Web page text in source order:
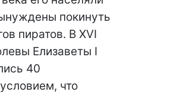
покинуть
пиратов. В XVI
Елизаветы I
40
что